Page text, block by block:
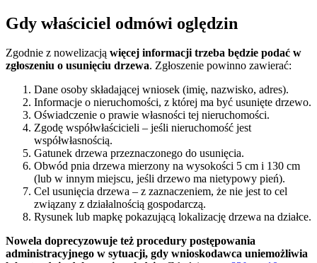
Gdy właściciel odmówi oględzin
Zgodnie z nowelizacją więcej informacji trzeba będzie podać w
zgłoszeniu o usunięciu drzewa. Zgłoszenie powinno zawierać:
Dane osoby składającej wniosek (imię, nazwisko, adres).
Informacje o nieruchomości, z której ma być usunięte drzewo.
Oświadczenie o prawie własności tej nieruchomości.
Zgodę współwłaścicieli – jeśli nieruchomość jest
współwłasnością.
Gatunek drzewa przeznaczonego do usunięcia.
Obwód pnia drzewa mierzony na wysokości 5 cm i 130 cm
(lub w innym miejscu, jeśli drzewo ma nietypowy pień).
Cel usunięcia drzewa – z zaznaczeniem, że nie jest to cel
związany z działalnością gospodarczą.
Rysunek lub mapkę pokazującą lokalizację drzewa na działce.
Nowela doprecyzowuje też procedury postępowania
administracyjnego w sytuacji, gdy wnioskodawca uniemożliwia